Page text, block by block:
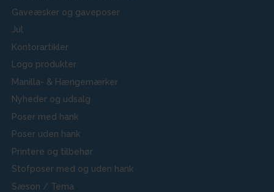
Gaveæsker og gaveposer
Jul
Kontorartikler
Logo produkter
Manilla- & Hængemærker
Nyheder og udsalg
Poser med hank
Poser uden hank
Printere og tilbehør
Stofposer med og uden hank
Sæson / Tema